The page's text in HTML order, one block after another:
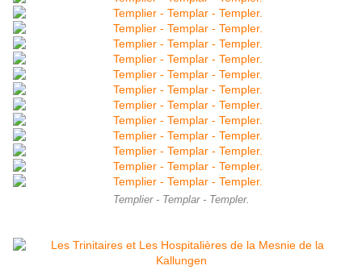
Templier - Templar - Templer.